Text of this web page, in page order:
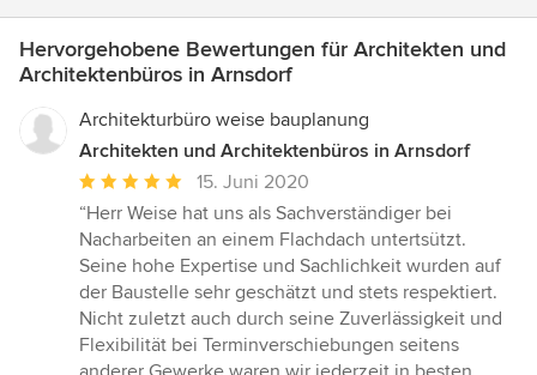
Hervorgehobene Bewertungen für Architekten und
Architektenbüros in Arnsdorf
Architekturbüro weise bauplanung
Architekten und Architektenbüros in Arnsdorf
Durchschnittliche
Bewertung:
5
von
5
Sternen
15. Juni 2020
“Herr Weise hat uns als Sachverständiger bei
Nacharbeiten an einem Flachdach untertsützt.
Seine hohe Expertise und Sachlichkeit wurden auf
der Baustelle sehr geschätzt und stets respektiert.
Nicht zuletzt auch durch seine Zuverlässigkeit und
Flexibilität bei Terminverschiebungen seitens